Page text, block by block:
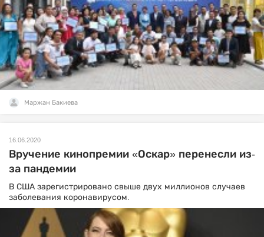
Маржан Бакиева
16.06.2020
Вручение кинопремии «Оскар» перенесли из-
за пандемии
В США зарегистрировано свыше двух миллионов случаев
заболевания коронавирусом.